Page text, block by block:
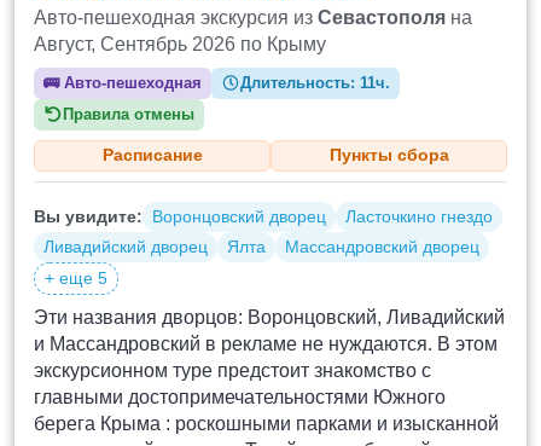
Авто-пешеходная экскурсия из Севастополя на
Август, Сентябрь 2026 по Крыму
🚌Авто-пешеходная Длительность: 11ч.
Правила отмены
Расписание Пункты сбора
Вы увидите: Воронцовский дворец
Ласточкино гнездо
Ливадийский дворец
Ялта
Массандровский дворец
+ еще 5
Эти названия дворцов: Воронцовский, Ливадийский
и Массандровский в рекламе не нуждаются. В этом
экскурсионном туре предстоит знакомство с
главными достопримечательностями Южного
берега Крыма : роскошными парками и изысканной